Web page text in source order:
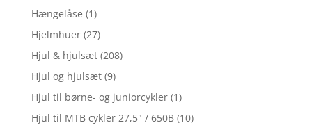
Hængelåse (1)
Hjelmhuer (27)
Hjul & hjulsæt (208)
Hjul og hjulsæt (9)
Hjul til børne- og juniorcykler (1)
Hjul til MTB cykler 27,5" / 650B (10)